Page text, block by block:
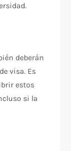
deberán
visa. Es
estos
si la